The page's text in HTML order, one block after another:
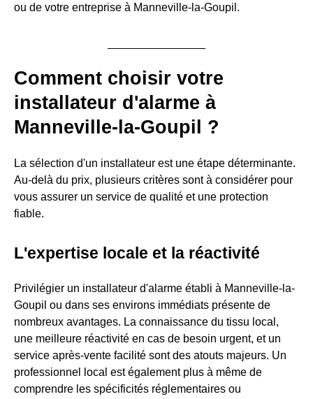
ou de votre entreprise à Manneville-la-Goupil.
Comment choisir votre
installateur d'alarme à
Manneville-la-Goupil ?
La sélection d'un installateur est une étape déterminante.
Au-delà du prix, plusieurs critères sont à considérer pour
vous assurer un service de qualité et une protection
fiable.
L'expertise locale et la réactivité
Privilégier un installateur d'alarme établi à Manneville-la-
Goupil ou dans ses environs immédiats présente de
nombreux avantages. La connaissance du tissu local,
une meilleure réactivité en cas de besoin urgent, et un
service après-vente facilité sont des atouts majeurs. Un
professionnel local est également plus à même de
comprendre les spécificités réglementaires ou